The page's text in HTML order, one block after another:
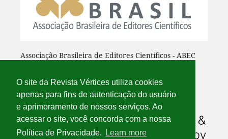
O site da Revista Vértices utiliza cookies
apenas para fins de autenticação do usuário
e aprimoramento de nossos serviços. Ao
acessar o site, você concorda com a nossa
Política de Privacidade.
Learn more
Associação Brasileira de Editores Científicos - ABEC